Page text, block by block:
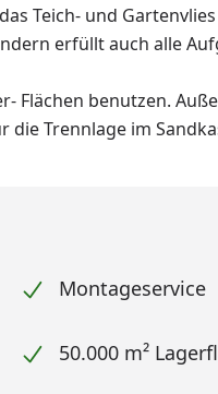
Teich- und
erfüllt auch alle
Flächen benutzen.
die Trennlage im
Montageservice
50.000 m²